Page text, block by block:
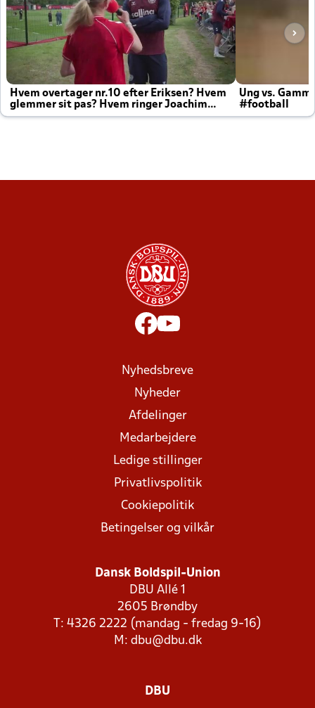
Hvem overtager nr.10 efter Eriksen? Hvem
glemmer sit pas? Hvem ringer Joachim
altid til efter kampe?
Ung vs.
#football
Nyhedsbreve
Nyheder
Afdelinger
Medarbejdere
Ledige stillinger
Privatlivspolitik
Cookiepolitik
Betingelser og vilkår
Dansk Boldspil-Union
DBU Allé 1
2605 Brøndby
T: 4326 2222 (mandag - fredag 9-16)
M: dbu@dbu.dk
DBU